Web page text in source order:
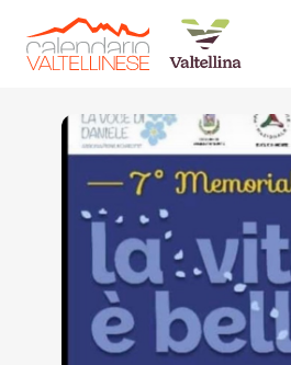
Torna indietro